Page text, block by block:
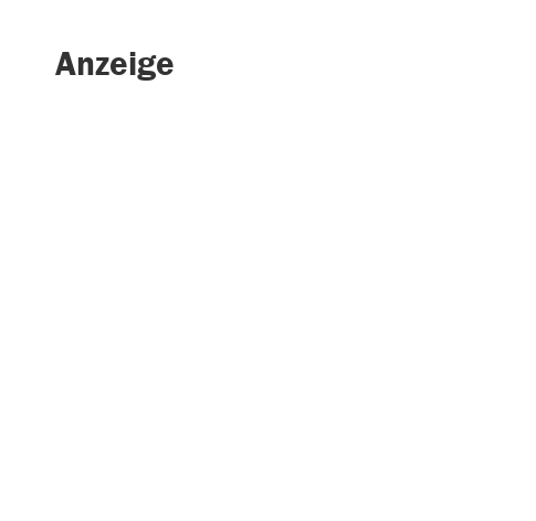
Anzeige